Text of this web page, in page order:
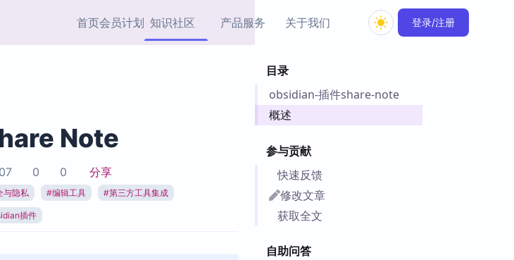
首页会员计划 知识社区
协作者
热门链接Top5
产品服务
加速访问 Obsidian 官方
市场
Zotero 插件
Obsidian 思维导图插件
Obsidian 教程
关于我们 登录/注册
目录
obsidian-插件share-note
概述
参与贡献
快速反馈
修改文章
获取全文
自助问答
Note
0 0 分享
与隐私 #编辑工具 #第三方工具集成
插件